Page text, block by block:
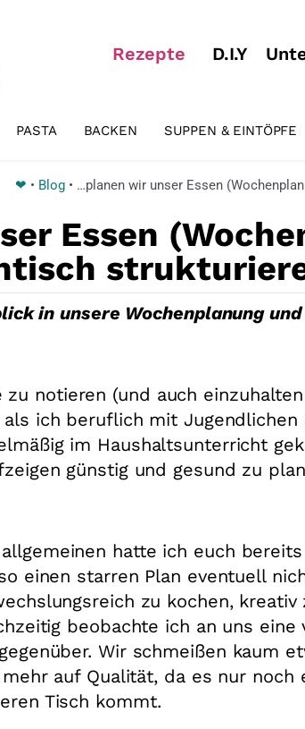
Rezepte D.I.Y
PASTA BACKEN SUPPEN & EINTÖPFE
❤ • Blog • …planen wir unser Essen
Essen
in unsere Wochenplanung und
zu notieren (und auch
ich beruflich mit Jugendlichen
im Haushaltsunterricht
günstig und gesund zu
hatte ich euch bereits
einen starren Plan eventuell
zu kochen, kreativ
beobachte ich an uns eine
Wir schmeißen kaum
auf Qualität, da es nur noch
Tisch kommt.